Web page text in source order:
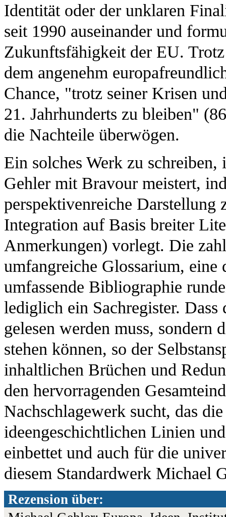
Identität oder der unklaren
seit 1990 auseinander und
Zukunftsfähigkeit der EU.
dem angenehm
Chance, "trotz seiner Krisen
21. Jahrhunderts zu bleiben"
die Nachteile überwögen.
Ein solches Werk zu
Gehler mit Bravour meistert,
perspektivenreiche Darstellung
Integration auf Basis breiter
Anmerkungen) vorlegt. Die
umfangreiche Glossarium,
umfassende Bibliographie
lediglich ein Sachregister.
gelesen werden muss,
stehen können, so der
inhaltlichen Brüchen und
den hervorragenden
Nachschlagewerk sucht, das
ideengeschichtlichen Linien
einbettet und auch für die
diesem Standardwerk Michael
Rezension über: